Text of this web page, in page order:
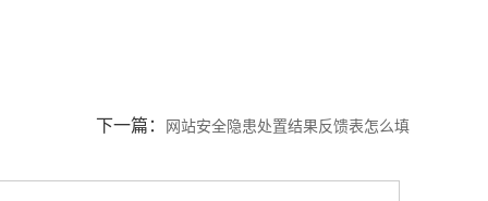
下一篇： 网站安全隐患处置结果反馈表怎么填